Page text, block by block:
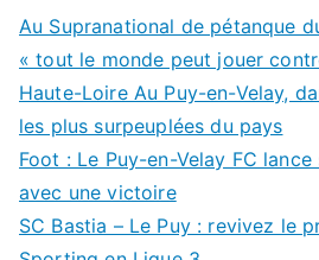
Au Supranational de pétanque
« tout le monde peut jouer
Haute-Loire Au Puy-en-Velay,
les plus surpeuplées du pays
Foot : Le Puy-en-Velay FC
avec une victoire
SC Bastia – Le Puy : revivez le